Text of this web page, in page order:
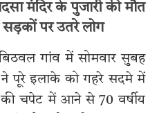
मंदिर के पुजारी की मौत
पर उतरे लोग
बिठवल गांव में सोमवार सुबह
पूरे इलाके को गहरे सदमे में
की चपेट में आने से 70 वर्षीय